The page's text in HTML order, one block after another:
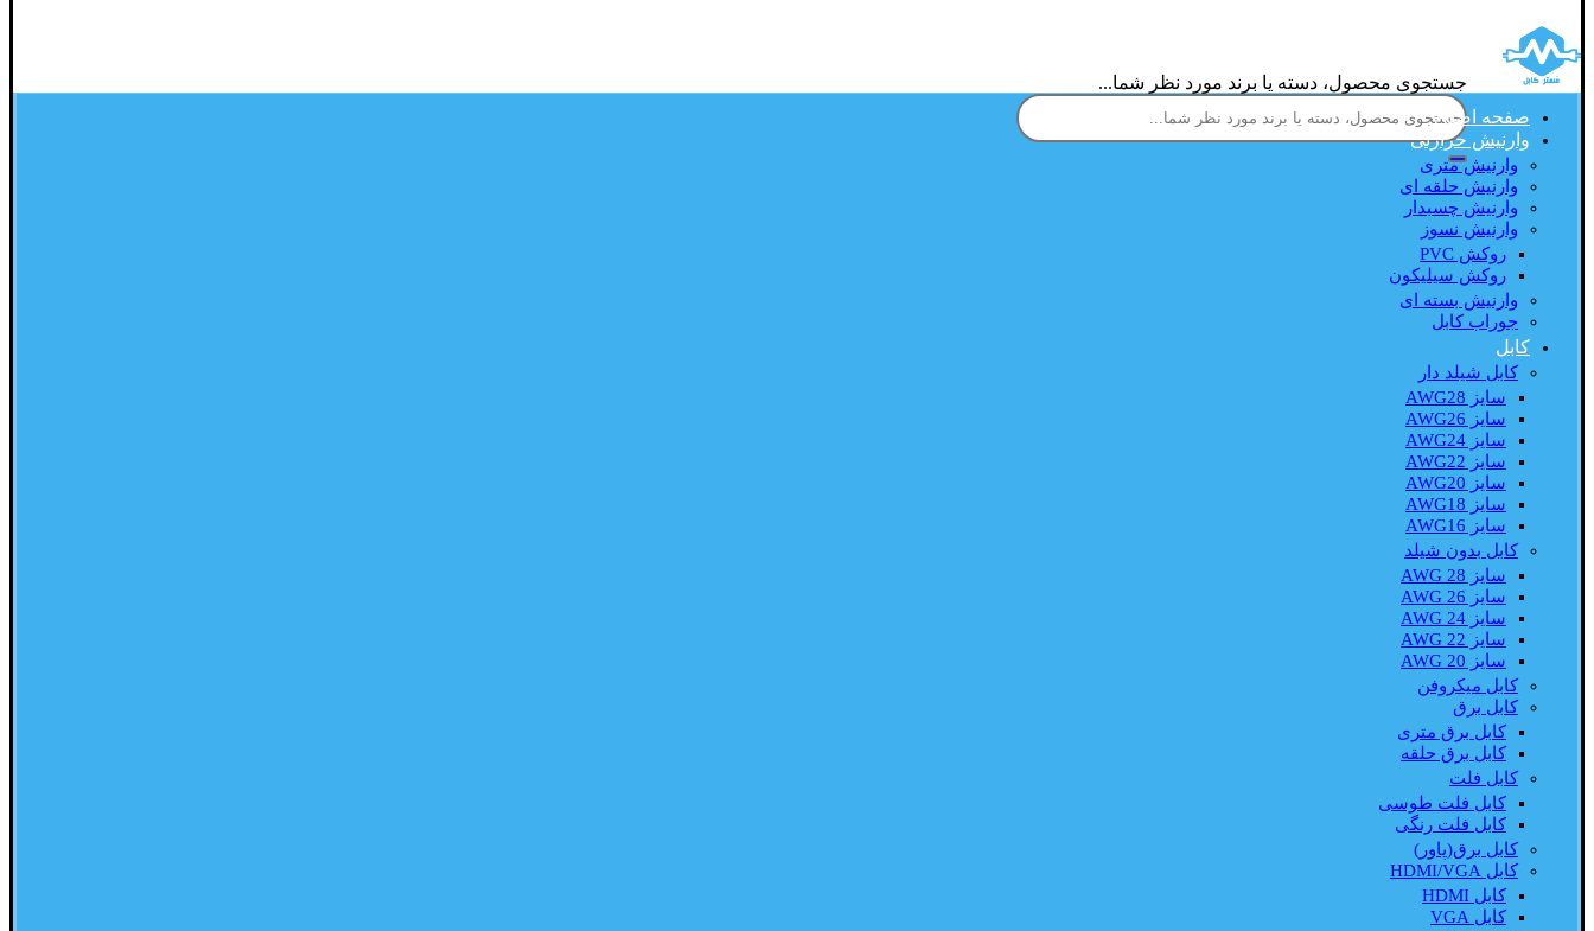
جستجوی محصول، دسته یا برند مورد نظر شما...
صفحه اصلی
وارنیش حرارتی
وارنیش متری
وارنیش حلقه ای
وارنیش چسبدار
وارنیش نسوز
روکش PVC
روکش سیلیکون
وارنیش بسته ای
جوراب کابل
کابل
کابل شیلد دار
سایز AWG28
سایز AWG26
سایز AWG24
سایز AWG22
سایز AWG20
سایز AWG18
سایز AWG16
کابل بدون شیلد
سایز AWG 28
سایز AWG 26
سایز AWG 24
سایز AWG 22
سایز AWG 20
کابل میکروفن
کابل برق
کابل برق متری
کابل برق حلقه
کابل فلت
کابل فلت طوسی
کابل فلت رنگی
کابل برق(پاور)
کابل HDMI/VGA
کابل HDMI
کابل VGA